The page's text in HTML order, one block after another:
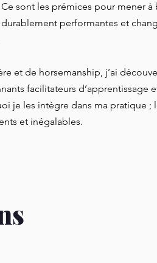
sont les prémices pour mener à
performantes et
et de horsemanship, j’ai
facilitateurs d’apprentissage
je les intègre dans ma pratique ;
et inégalables.